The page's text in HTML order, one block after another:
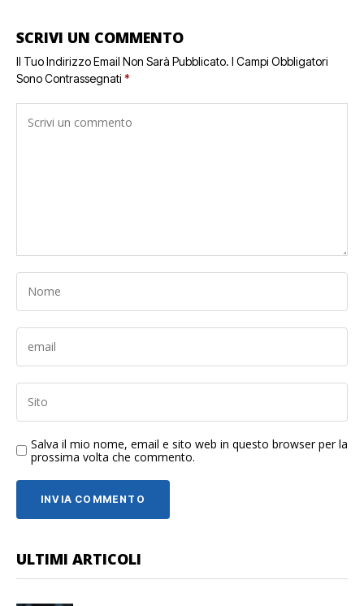
SCRIVI UN COMMENTO
Il Tuo Indirizzo Email Non Sarà Pubblicato. I Campi Obbligatori
Sono Contrassegnati *
Salva il mio nome, email e sito web in questo browser per la
prossima volta che commento.
ULTIMI ARTICOLI